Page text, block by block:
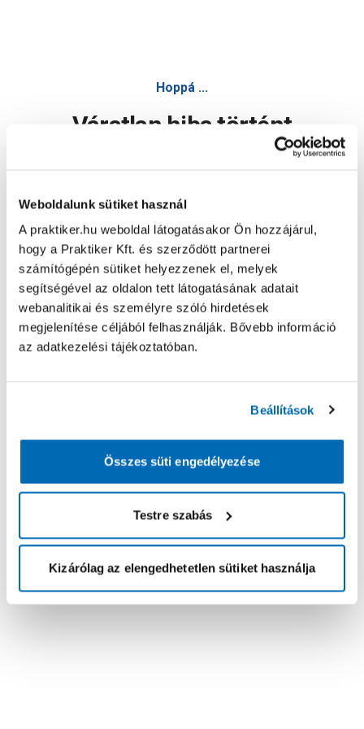
Weboldalunk sütiket használ
A praktiker.hu weboldal látogatásakor Ön hozzájárul,
hogy a Praktiker Kft. és szerződött partnerei
számítógépén sütiket helyezzenek el, melyek
segítségével az oldalon tett látogatásának adatait
webanalitikai és személyre szóló hirdetések
megjelenítése céljából felhasználják. Bővebb információ
az adatkezelési tájékoztatóban.
Beállítások
Összes süti engedélyezése
Testre szabás
Kizárólag az elengedhetetlen sütiket használja
Hoppá ...
Váratlan hiba történt
Oldal újratöltése